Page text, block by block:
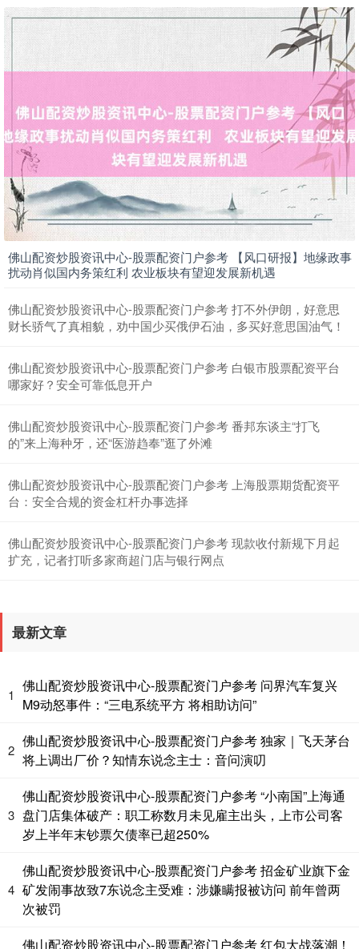
沪深300 4663.39 -31.05 -0.66%
国债指数 229.77 +0.08 +0.04%
佛山配资炒股资讯中心-股票配资门户参考 【风口研报】地缘政事
扰动肖似国内务策红利 农业板块有望迎发展新机遇
佛山配资炒股资讯中心-股票配资门户参考 打不外伊朗，好意思
财长骄气了真相貌，劝中国少买俄伊石油，多买好意思国油气！
佛山配资炒股资讯中心-股票配资门户参考 白银市股票配资平台
哪家好？安全可靠低息开户
佛山配资炒股资讯中心-股票配资门户参考 番邦东谈主“打飞
的”来上海种牙，还“医游趋奉”逛了外滩
佛山配资炒股资讯中心-股票配资门户参考 上海股票期货配资平
台：安全合规的资金杠杆办事选择
佛山配资炒股资讯中心-股票配资门户参考 现款收付新规下月起
扩充，记者打听多家商超门店与银行网点
最新文章
1
佛山配资炒股资讯中心-股票配资门户参考 问界汽车复兴
M9动怒事件：“三电系统平方 将相助访问”
2
佛山配资炒股资讯中心-股票配资门户参考 独家｜飞天茅台
将上调出厂价？知情东说念主士：音问演叨
3
佛山配资炒股资讯中心-股票配资门户参考 “小南国”上海通
盘门店集体破产：职工称数月未见雇主出头，上市公司客
岁上半年末钞票欠债率已超250%
4
佛山配资炒股资讯中心-股票配资门户参考 招金矿业旗下金
矿发闹事故致7东说念主受难：涉嫌瞒报被访问 前年曾两
次被罚
佛山配资炒股资讯中心-股票配资门户参考 红包大战落潮！